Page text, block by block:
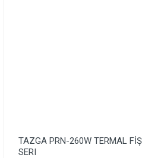
TAZGA PRN-260W TERMAL
SERI